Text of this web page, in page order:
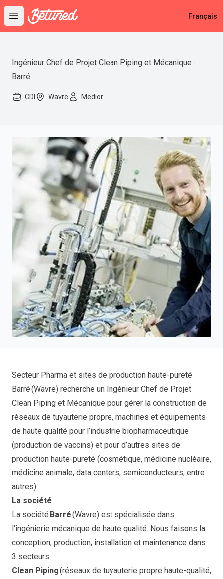
Open main menu
Betuned Français
Ingénieur Chef de Projet Clean Piping et Mécanique ·
Barré
CDI Wavre Medior
Secteur Pharma et sites de production haute-pureté
Barré (Wavre) recherche un Ingénieur Chef de Projet
Clean Piping et Mécanique pour gérer la construction de
réseaux de tuyauterie propre, machines et équipements
de haute qualité pour l’industrie biopharmaceutique
(production de vaccins) et pour d’autres sites de
production haute-pureté (cosmétique, médicine nucléaire,
médicine animale, data centers, semiconducteurs, entre
autres).
La société
La société Barré(Wavre) est spécialisée dans
l’ingénierie mécanique de haute qualité. Nous faisons la
conception, production, installation et maintenance dans
3 secteurs :
Clean Piping(réseaux de tuyauterie propre haute-qualité,